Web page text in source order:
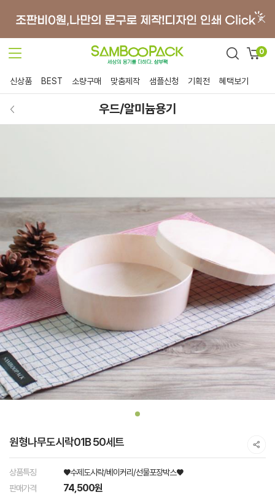
0
신상품 BEST 소량구매 맞춤제작 샘플신청 기획전 혜택보기
우드/알미늄용기
원형나무도시락01B 50세트
상품특징
♥수제도시락/베이커리/선물포장박스♥
판매가격
74,500원